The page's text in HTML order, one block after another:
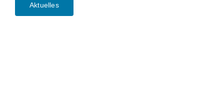
Aktuelles